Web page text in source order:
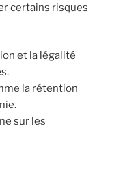
certains risques
et la légalité
la rétention
sur les